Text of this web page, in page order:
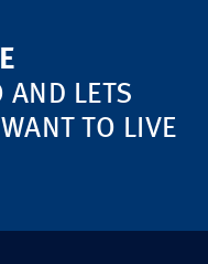
AND LETS
TO LIVE